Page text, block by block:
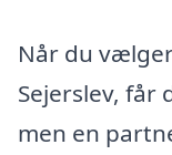
Når du
Sejerslev, får
men en